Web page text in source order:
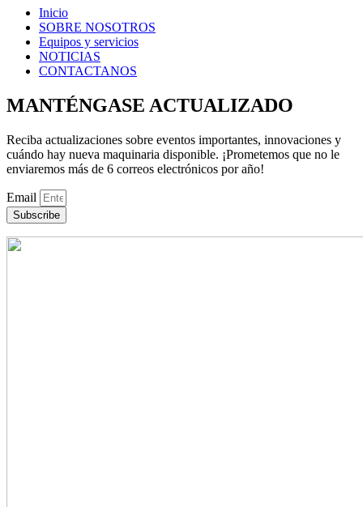
Inicio
SOBRE NOSOTROS
Equipos y servicios
NOTICIAS
CONTACTANOS
MANTÉNGASE ACTUALIZADO
Reciba actualizaciones sobre eventos importantes, innovaciones y
cuándo hay nueva maquinaria disponible. ¡Prometemos que no le
enviaremos más de 6 correos electrónicos por año!
Email
Subscribe